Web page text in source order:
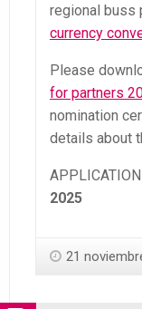
regional buss
currency
Please
for partners
nomination
details about
2025
21